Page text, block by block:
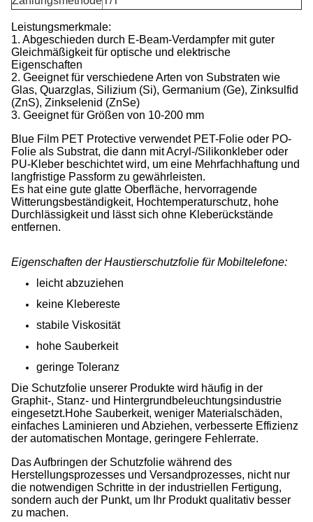
Leistungsmerkmale:
1. Abgeschieden durch E-Beam-Verdampfer mit guter
Gleichmäßigkeit für optische und elektrische
Eigenschaften
2. Geeignet für verschiedene Arten von Substraten wie
Glas, Quarzglas, Silizium (Si), Germanium (Ge), Zinksulfid
(ZnS), Zinkselenid (ZnSe)
3. Geeignet für Größen von 10-200 mm
Blue Film PET Protective verwendet PET-Folie oder PO-
Folie als Substrat, die dann mit Acryl-/Silikonkleber oder
PU-Kleber beschichtet wird, um eine Mehrfachhaftung und
langfristige Passform zu gewährleisten.
Es hat eine gute glatte Oberfläche, hervorragende
Witterungsbeständigkeit, Hochtemperaturschutz, hohe
Durchlässigkeit und lässt sich ohne Kleberückstände
entfernen.
Eigenschaften der Haustierschutzfolie für Mobiltelefone:
leicht abzuziehen
keine Klebereste
stabile Viskosität
hohe Sauberkeit
geringe Toleranz
Die Schutzfolie unserer Produkte wird häufig in der
Graphit-, Stanz- und Hintergrundbeleuchtungsindustrie
eingesetzt.Hohe Sauberkeit, weniger Materialschäden,
einfaches Laminieren und Abziehen, verbesserte Effizienz
der automatischen Montage, geringere Fehlerrate.
Das Aufbringen der Schutzfolie während des
Herstellungsprozesses und Versandprozesses, nicht nur
die notwendigen Schritte in der industriellen Fertigung,
sondern auch der Punkt, um Ihr Produkt qualitativ besser
zu machen.